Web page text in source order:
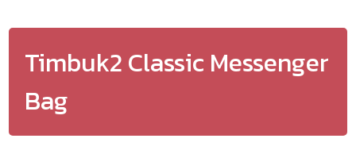
Timbuk2 Classic Messenger
Bag